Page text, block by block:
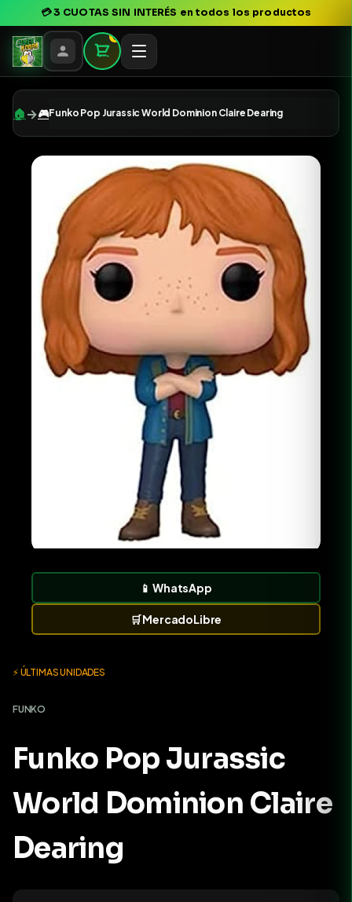
💳3 CUOTAS SIN INTERÉS en todos los productos
0
🏠 →🎮Funko Pop Jurassic World Dominion Claire Dearing
📱WhatsApp
🛒MercadoLibre
⚡ ÚLTIMAS UNIDADES
FUNKO
Funko Pop Jurassic
World Dominion Claire
Dearing